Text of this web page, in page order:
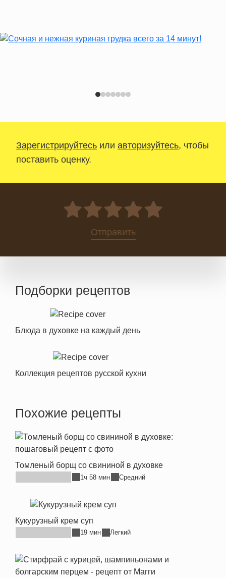
Зарегистрируйтесь или авторизуйтесь, чтобы
поставить оценку.
0
Отправить
Подборки рецептов
Блюда в духовке на каждый день
Коллекция рецептов русской кухни
Похожие рецепты
Томленый борщ со свининой в духовке
1ч 58 мин Средний
Кукурузный крем суп
19 мин Легкий